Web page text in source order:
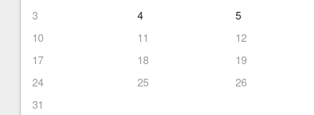
3 4
5
10
11
12
17
18
19
24
25
26
31